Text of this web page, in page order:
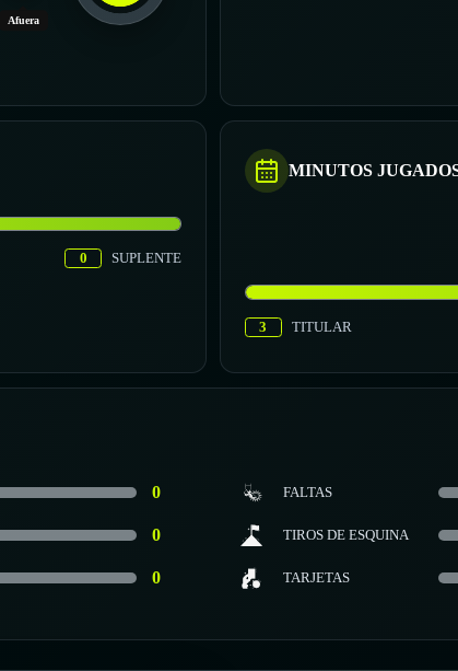
Afuera
0 SUPLENTE
MINUTOS
3 TITULAR
0 FALTAS
0 TIROS DE ESQUINA
0 TARJETAS